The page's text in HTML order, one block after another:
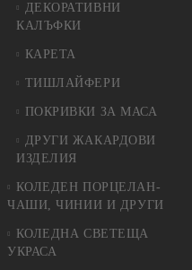
ДЕКОРАТИВНИ
КАЛЪФКИ
КАРЕТА
ТИШЛАЙФЕРИ
ПОКРИВКИ ЗА МАСА
ДРУГИ ЖАКАРДОВИ
ИЗДЕЛИЯ
КОЛЕДЕН ПОРЦЕЛАН-
ЧАШИ, ЧИНИИ И ДРУГИ
КОЛЕДНА СВЕТЕЩА
УКРАСА